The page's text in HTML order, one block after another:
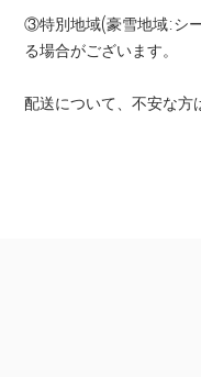
③特別地域(豪雪地域:シ
る場合がございます。
配送について、不安な方